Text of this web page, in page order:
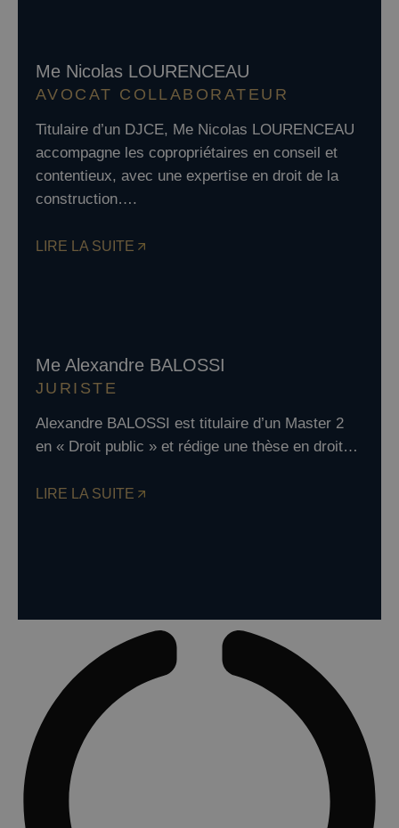
Me Nicolas LOURENCEAU
AVOCAT COLLABORATEUR
Titulaire d’un DJCE, Me Nicolas LOURENCEAU
accompagne les copropriétaires en conseil et
contentieux, avec une expertise en droit de la
construction….
LIRE LA SUITE
Me Alexandre BALOSSI
JURISTE
Alexandre BALOSSI est titulaire d’un Master 2
en « Droit public » et rédige une thèse en droit…
LIRE LA SUITE